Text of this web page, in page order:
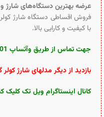
عرضه بهترین دستگاه‌های شارژ
با کیفیت و کارایی بالا.
جهت تماس از طریق وآتساپ 09358138001 کلیک کنید.
بازدید از دیگر مدلهای شارژ
کانال اینستاگرام ویل تک کلیک